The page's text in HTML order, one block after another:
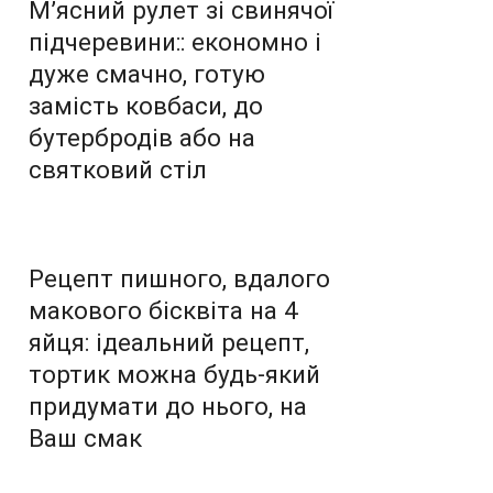
М’ясний рулет зі свинячої
підчеревини:: економно і
дуже смачно, готую
замість ковбаси, до
бутербродів або на
святковий стіл
Рецепт пишного, вдалого
макового бісквіта на 4
яйця: ідеальний рецепт,
тортик можна будь-який
придумати до нього, на
Ваш смак